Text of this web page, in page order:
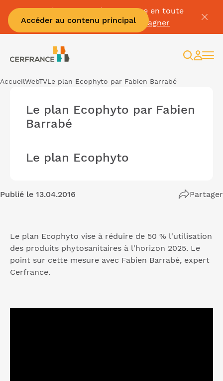
Accéder au contenu principal
Passez à la facture électronique en toute
sérénité :Je me fais accompagner
AccueilWebTVLe plan Ecophyto par Fabien Barrabé
Le plan Ecophyto par Fabien
Barrabé
Le plan Ecophyto
Publié le 13.04.2016 Partager
Le plan Ecophyto vise à réduire de 50 % l'utilisation
des produits phytosanitaires à l'horizon 2025. Le
point sur cette mesure avec Fabien Barrabé, expert
Cerfrance.